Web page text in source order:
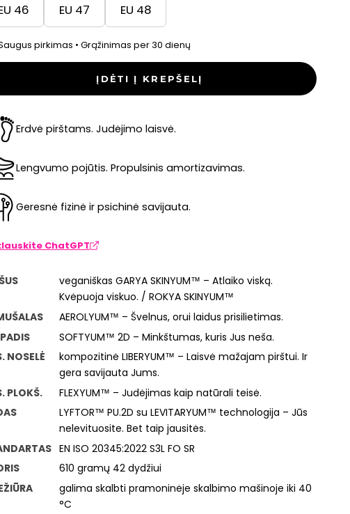
46 EU 47 EU 48
pirkimas • Grąžinimas per 30 dienų
ĮDĖTI Į KREPŠELĮ
Erdvė pirštams. Judėjimo laisvė.
Lengvumo pojūtis. Propulsinis amortizavimas.
Geresnė fizinė ir psichinė savijauta.
ChatGPT
veganiškas GARYA SKINYUM™ – Atlaiko viską.
Kvėpuoja viskuo. / ROKYA SKINYUM™
AEROLYUM™ – Švelnus, orui laidus prisilietimas.
SOFTYUM™ 2D – Minkštumas, kuris Jus neša.
NOSELĖ
kompozitinė LIBERYUM™ – Laisvė mažajam pirštui. Ir
gera savijauta Jums.
PLOKŠ.
FLEXYUM™ – Judėjimas kaip natūrali teisė.
LYFTOR™ PU.2D su LEVITARYUM™ technologija – Jūs
nelevituosite. Bet taip jausitės.
EN ISO 20345:2022 S3L FO SR
610 gramų 42 dydžiui
galima skalbti pramoninėje skalbimo mašinoje iki 40
°C